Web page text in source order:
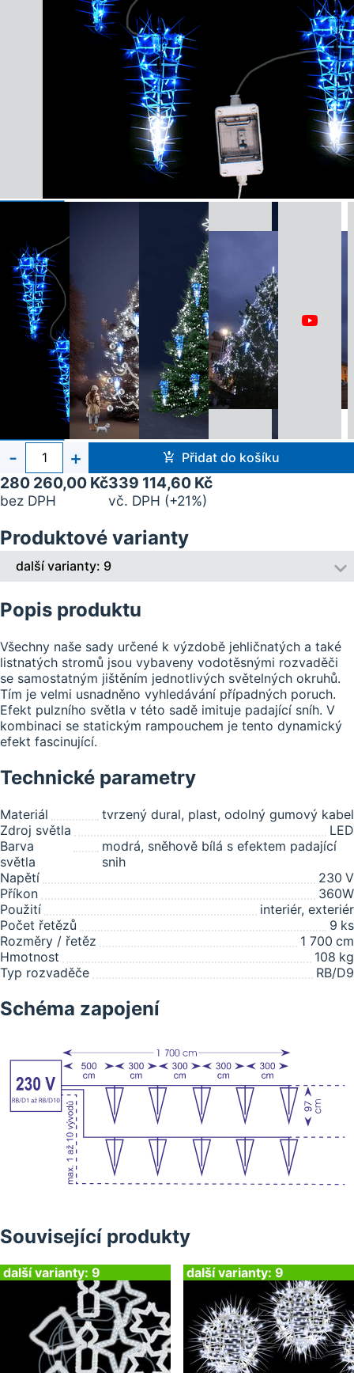
Počet
kusů
- + Přidat do košíku
280 260,00 Kč
bez DPH
339 114,60 Kč
vč. DPH (+21%)
Produktové varianty
další varianty: 9
Popis produktu
Všechny naše sady určené k výzdobě jehličnatých a také
listnatých stromů jsou vybaveny vodotěsnými rozvaděči
se samostatným jištěním jednotlivých světelných okruhů.
Tím je velmi usnadněno vyhledávání případných poruch.
Efekt pulzního světla v této sadě imituje padající sníh. V
kombinaci se statickým rampouchem je tento dynamický
efekt fascinující.
Technické parametry
Materiál
tvrzený dural, plast, odolný gumový kabel
Zdroj světla
LED
Barva
světla
modrá, sněhově bílá s efektem padající
snih
Napětí
230 V
Příkon
360W
Použití
interiér, exteriér
Počet řetězů
9 ks
Rozměry / řetěz
1 700 cm
Hmotnost
108 kg
Typ rozvaděče
RB/D9
Schéma zapojení
Související produkty
další varianty: 9 další varianty: 9